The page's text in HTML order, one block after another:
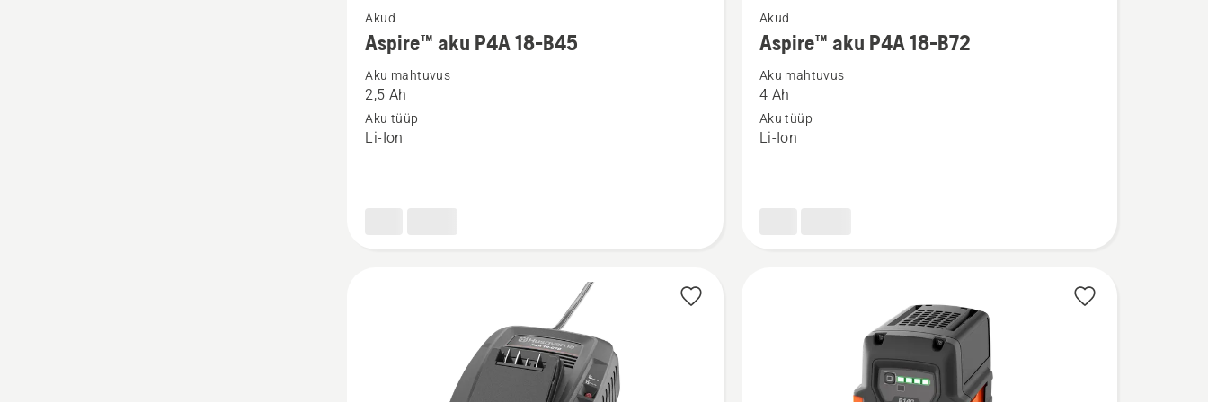
rohkem
üksikasju
toote
Aspire™
aku
Akud
Aspire™ aku P4A 18-B45
Aku mahtuvus
2,5 Ah
Aku tüüp
Li-Ion
rohkem
üksikasju
toote
aku
Akud
Aspire™ aku P4A 18-B72
Aku mahtuvus
4 Ah
Aku tüüp
Li-Ion